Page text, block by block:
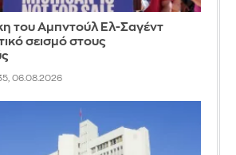
του Αμπντούλ Ελ-Σαγέντ
σεισμό στους
06.08.2026